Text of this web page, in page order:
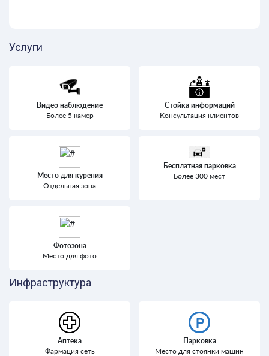
Услуги
Видео наблюдение
Более 5 камер
Стойка информаций
Консультация клиентов
Место для курения
Отдельная зона
Бесплатная парковка
Более 300 мест
Фотозона
Место для фото
Инфраструктура
Аптека
Фармация сеть
Парковка
Место для стоянки машин